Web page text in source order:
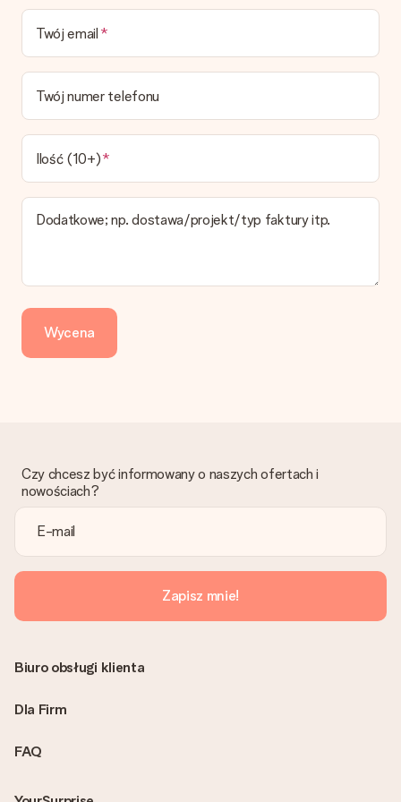
stronie produktu pokazujemy najbardziej prawdopodobną
datę doręczenia w momencie składania zamówienia.
Jaki jest czas dostawy i kiedy otrzymam mój prezent?
Przewidywany czas dostawy można znaleźć na stronie
produktu.
Jakie opcje dostawy mogę wybrać?
W koszyku zamówień mamy kilka opcji dostawy. Termin
pokazany na stronie produktu odnosi się do najtańszej i
najwolniejszej formy wysyłki.
Zapłata
Dotpay, karta kredytowa, lub przelew bankowy. W przypadku
dni przedłużenia dostawy - kwota musi zostać zaksięgowana,
aby zamówienie trafiło do produkcji. Robiąc przelew, należy
wybrać Przelew Krajowy Europejski.
Czy faktura jest wysyłana razem z zamówieniem?
Żaden rachunek lub faktura nie jest wysyłany z zamówieniem.
Możesz ją również znaleźć na koncie MySurprise. Dzięki temu
możesz wysłać prezent bezpośrednio do odbiorcy, co będzie
prawdziwą niespodzianką!
Twój email
Twój numer telefonu
Ilość (10+)
Dodatkowe; np. dostawa/projekt/typ faktury itp.
Wycena
Czy chcesz być informowany o naszych ofertach i
nowościach?
Zapisz mnie!
FAQ
Biuro obsługi klienta
Dla Firm